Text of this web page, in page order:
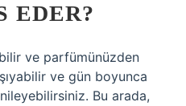
EDER?
ve parfümünüzden
ve gün boyunca
Bu arada,